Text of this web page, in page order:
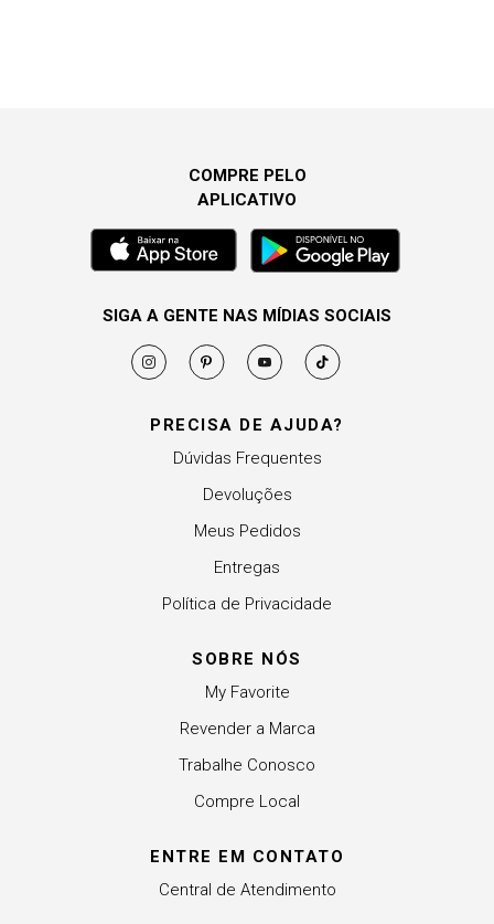
PRECISA DE AJUDA?
Dúvidas Frequentes
Devoluções
Meus Pedidos
Entregas
Política de Privacidade
SOBRE NÓS
My Favorite
Revender a Marca
Trabalhe Conosco
Compre Local
ENTRE EM CONTATO
Central de Atendimento
COMPRE PELO
APLICATIVO
SIGA A GENTE NAS MÍDIAS SOCIAIS